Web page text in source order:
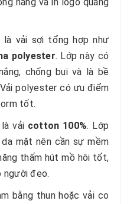
là vải sợi tổng hợp như
polyester. Lớp này có
chống bụi và là bề
polyester có ưu điểm
tốt.
vải cotton 100%. Lớp
mặt nên cần sự mềm
thấm hút mồ hôi tốt,
người đeo.
bằng thun hoặc vải co